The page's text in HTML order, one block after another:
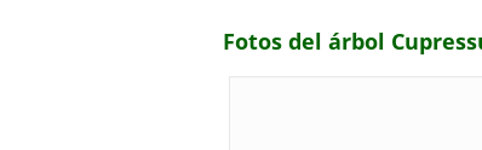
Fotos del árbol